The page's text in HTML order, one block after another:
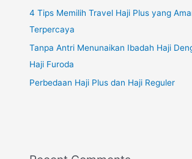
4 Tips Memilih Travel Haji Plus yang
Terpercaya
Tanpa Antri Menunaikan Ibadah Haji
Haji Furoda
Perbedaan Haji Plus dan Haji Reguler